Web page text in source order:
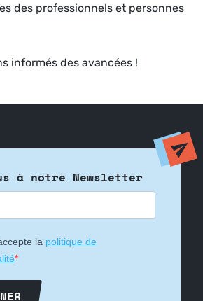
des professionnels et personnes
informés des avancées !
à notre Newsletter
la politique de